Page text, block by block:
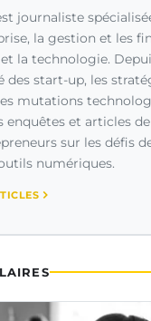
journaliste
la gestion et les
la technologie.
des start-up, les
mutations
enquêtes et articles
sur les défis
numériques.